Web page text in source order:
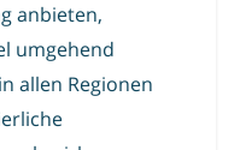
anbieten,
umgehend
allen Regionen